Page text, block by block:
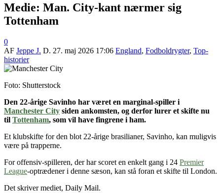
Medie: Man. City-kant nærmer sig
Tottenham
0
AF Jeppe J. D. 27. maj 2026 17:06 England, Fodboldrygter, Top-
historier
Foto: Shutterstock
Den 22-årige Savinho har været en marginal-spiller i
Manchester City siden ankomsten, og derfor lurer et skifte nu
til Tottenham, som vil have fingrene i ham.
Et klubskifte for den blot 22-årige brasilianer, Savinho, kan muligvis
være på trapperne.
For offensiv-spilleren, der har scoret en enkelt gang i 24 Premier
League-optrædener i denne sæson, kan stå foran et skifte til London.
Det skriver mediet, Daily Mail.